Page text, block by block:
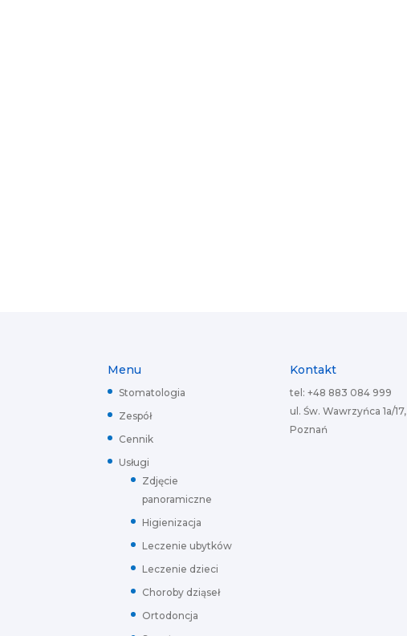
Menu
Stomatologia
Zespół
Cennik
Usługi
Zdjęcie
panoramiczne
Higienizacja
Leczenie ubytków
Leczenie dzieci
Choroby dziąseł
Ortodoncja
Kontakt
tel: +48 883 084 999
ul. Św. Wawrzyńca 1a/17,
Poznań